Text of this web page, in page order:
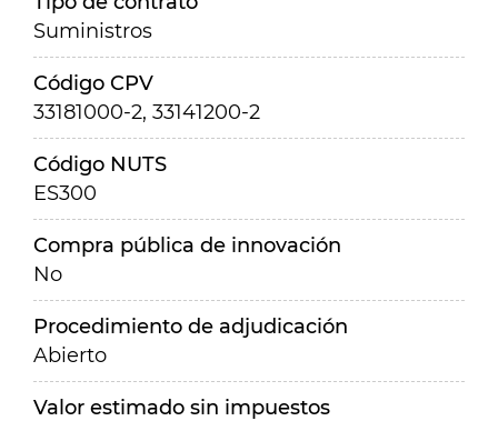
Suministros
Código CPV
33181000-2, 33141200-2
Código NUTS
ES300
Compra pública de innovación
No
Procedimiento de adjudicación
Abierto
Valor estimado sin impuestos